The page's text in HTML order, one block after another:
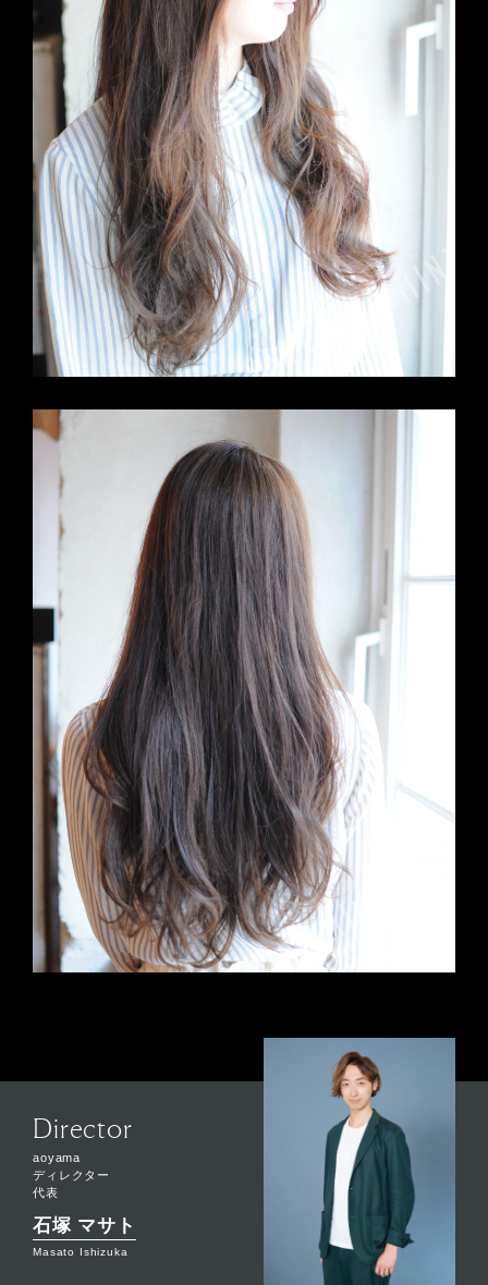
Director
aoyama
ディレクター
代表
石塚 マサト
Masato Ishizuka